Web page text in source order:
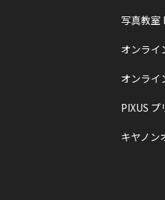
写真教室
オンライ
オンライ
PIXUS
キヤノン